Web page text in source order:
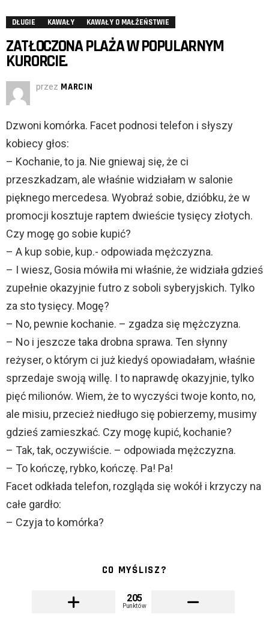
DŁUGIE KAWAŁY KAWAŁY O MAŁŻEŃSTWIE
ZATŁOCZONA PLAŻA W POPULARNYM
KURORCIE.
przez MARCIN
Dzwoni komórka. Facet podnosi telefon i słyszy
kobiecy głos:
– Kochanie, to ja. Nie gniewaj się, że ci
przeszkadzam, ale właśnie widziałam w salonie
pięknego mercedesa. Wyobraź sobie, dzióbku, że w
promocji kosztuje raptem dwieście tysięcy złotych.
Czy mogę go sobie kupić?
– A kup sobie, kup.- odpowiada mężczyzna.
– I wiesz, Gosia mówiła mi właśnie, że widziała gdzieś
zupełnie okazyjnie futro z soboli syberyjskich. Tylko
za sto tysięcy. Mogę?
– No, pewnie kochanie. – zgadza się mężczyzna.
– No i jeszcze taka drobna sprawa. Ten słynny
reżyser, o którym ci już kiedyś opowiadałam, właśnie
sprzedaje swoją willę. I to naprawdę okazyjnie, tylko
pięć milionów. Wiem, że to wyczyści twoje konto, no,
ale misiu, przecież niedługo się pobierzemy, musimy
gdzieś zamieszkać. Czy mogę kupić, kochanie?
– Tak, tak, oczywiście. – odpowiada mężczyzna.
– To kończę, rybko, kończę. Pa! Pa!
Facet odkłada telefon, rozgląda się wokół i krzyczy na
całe gardło:
– Czyja to komórka?
CO MYŚLISZ?
205
Punktów